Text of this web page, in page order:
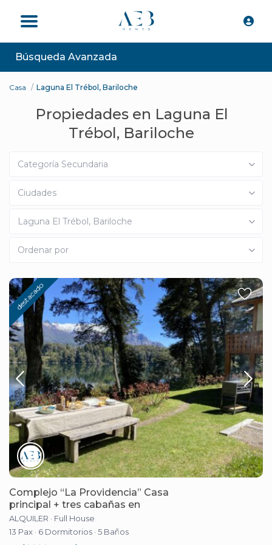
Búsqueda Avanzada
Casa Laguna El Trébol, Bariloche
Propiedades en Laguna El
Trébol, Bariloche
Categoría Secundaria
Ciudades
Laguna El Trébol, Bariloche
Ordenar por
destacado
Complejo “La Providencia” Casa
principal + tres cabañas en
ALQUILER · Full House
13 Pax · 6 Dormitorios · 5 Baños